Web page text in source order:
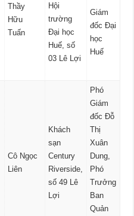
Thầy
Hữu
Tuấn
Hội
trường
Đại học
Huế, số
03 Lê Lợi
Giám
đốc Đại
học
Huế
Cô Ngọc
Liên
Khách
sạn
Century
Riverside,
số 49 Lê
Lợi
Phó
Giám
đốc Đỗ
Thị
Xuân
Dung,
Phó
Trưởng
Ban
Quản